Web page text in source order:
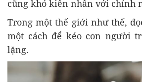
cũng khó kiên nhẫn với chính
Trong một thế giới như thế,
một cách để kéo con người
lặng.